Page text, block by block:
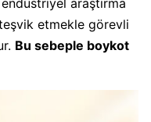
araştırma
etmekle görevli
Bu sebeple boykot